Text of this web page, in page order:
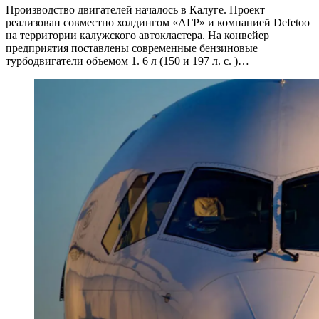
Производство двигателей началось в Калуге. Проект
реализован совместно холдингом «АГР» и компанией Defetoo
на территории калужского автокластера. На конвейер
предприятия поставлены современные бензиновые
турбодвигатели объемом 1. 6 л (150 и 197 л. с. )…